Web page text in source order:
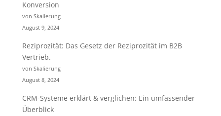
Konversion
von Skalierung
August 9, 2024
Reziprozität: Das Gesetz der Reziprozität im B2B
Vertrieb.
von Skalierung
August 8, 2024
CRM-Systeme erklärt & verglichen: Ein umfassender
Überblick